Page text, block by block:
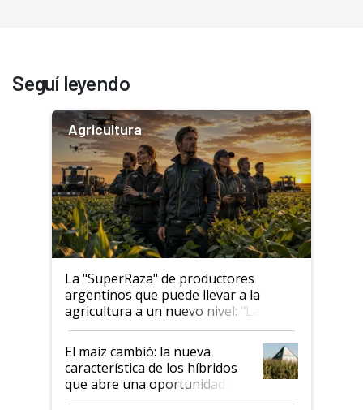
Seguí leyendo
Agricultura
La "SuperRaza" de productores
argentinos que puede llevar a la
agricultura a un nuevo nivel: "Las
posibilidades de crecimiento son
infinitas"
El maíz cambió: la nueva
característica de los híbridos
que abre una oportunidad en
el lote